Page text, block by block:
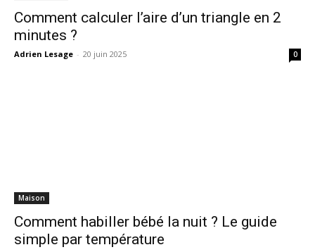
Comment calculer l’aire d’un triangle en 2
minutes ?
Adrien Lesage - 20 juin 2025 0
Maison
Comment habiller bébé la nuit ? Le guide
simple par température